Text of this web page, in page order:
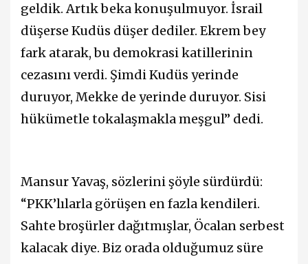
geldik. Artık beka konuşulmuyor. İsrail
düşerse Kudüs düşer dediler. Ekrem bey
fark atarak, bu demokrasi katillerinin
cezasını verdi. Şimdi Kudüs yerinde
duruyor, Mekke de yerinde duruyor. Sisi
hükümetle tokalaşmakla meşgul” dedi.
Mansur Yavaş, sözlerini şöyle sürdürdü:
“PKK’lılarla görüşen en fazla kendileri.
Sahte broşürler dağıtmışlar, Öcalan serbest
kalacak diye. Biz orada olduğumuz süre